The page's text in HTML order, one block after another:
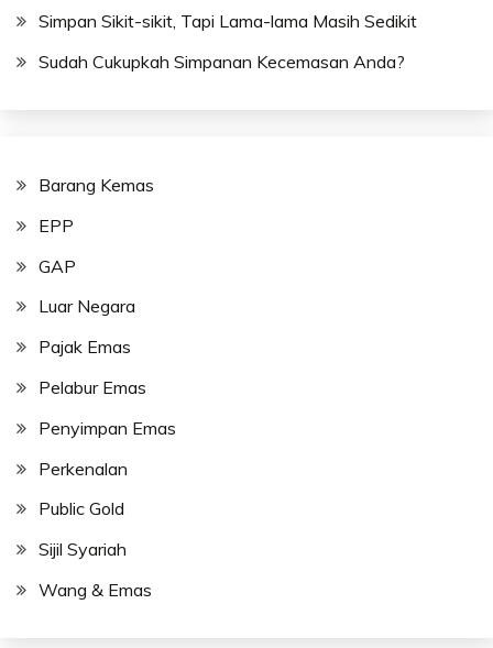
Simpan Sikit-sikit, Tapi Lama-lama Masih Sedikit
Sudah Cukupkah Simpanan Kecemasan Anda?
Barang Kemas
EPP
GAP
Luar Negara
Pajak Emas
Pelabur Emas
Penyimpan Emas
Perkenalan
Public Gold
Sijil Syariah
Wang & Emas